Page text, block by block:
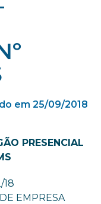
em 25/09/2018
PRESENCIAL
18
EMPRESA